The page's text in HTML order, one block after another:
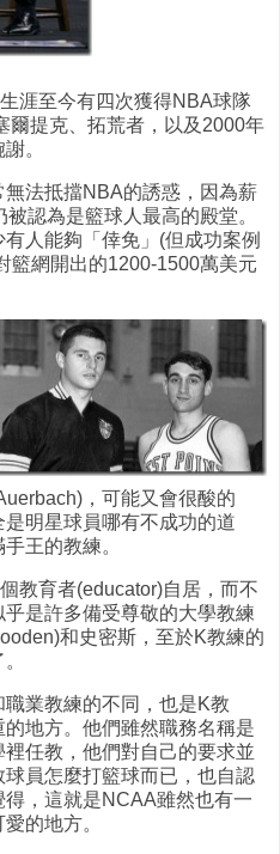
涯至今有四次獲得NBA球隊
爾提克、拓荒者，以及2000年
。
法抵擋NBA的誘惑，因為薪
認為是籃球人最高的殿堂。
人能夠「倖免」(但成功案例
籃網開出的1200-1500萬美元
，可能又會很酸的
明星球員哪有不成功的道
王的教練。
教育者(educator)自居，而不
是許多備受尊敬的大學教練
和史密斯，至於K教練的
業教練的不同，也是K教
地方。他們雖然職務名稱是
任教，他們對自己的要求並
員怎麼打籃球而已，也自認
，這就是NCAA雖然也有一
的地方。